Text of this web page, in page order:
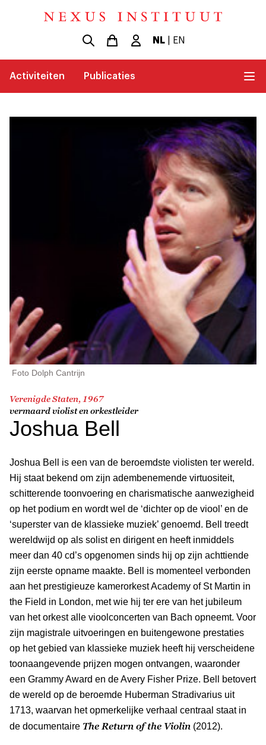
NL| EN
Activiteiten Publicaties
Foto Dolph Cantrijn
Verenigde Staten, 1967
vermaard violist en orkestleider
Joshua Bell
Joshua Bell is een van de beroemdste violisten ter wereld.
Hij staat bekend om zijn adembenemende virtuositeit,
schitterende toonvoering en charismatische aanwezigheid
op het podium en wordt wel de ‘dichter op de viool’ en de
‘superster van de klassieke muziek’ genoemd. Bell treedt
wereldwijd op als solist en dirigent en heeft inmiddels
meer dan 40 cd’s opgenomen sinds hij op zijn achttiende
zijn eerste opname maakte. Bell is momenteel verbonden
aan het prestigieuze kamerorkest Academy of St Martin in
the Field in London, met wie hij ter ere van het jubileum
van het orkest alle vioolconcerten van Bach opneemt. Voor
zijn magistrale uitvoeringen en buitengewone prestaties
op het gebied van klassieke muziek heeft hij verscheidene
toonaangevende prijzen mogen ontvangen, waaronder
een Grammy Award en de Avery Fisher Prize. Bell betovert
de wereld op de beroemde Huberman Stradivarius uit
1713, waarvan het opmerkelijke verhaal centraal staat in
de documentaire The Return of the Violin (2012).